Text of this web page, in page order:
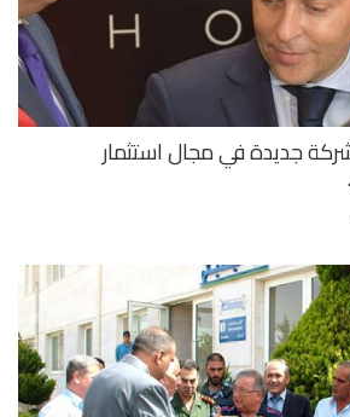
في مجال استثمار